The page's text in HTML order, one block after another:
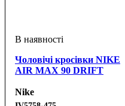
Чоловічі кросівки NIKE
AIR MAX 90 DRIFT
Nike